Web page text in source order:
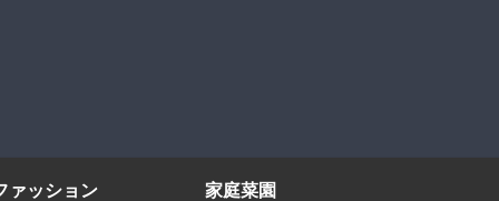
ァッション 家庭菜園